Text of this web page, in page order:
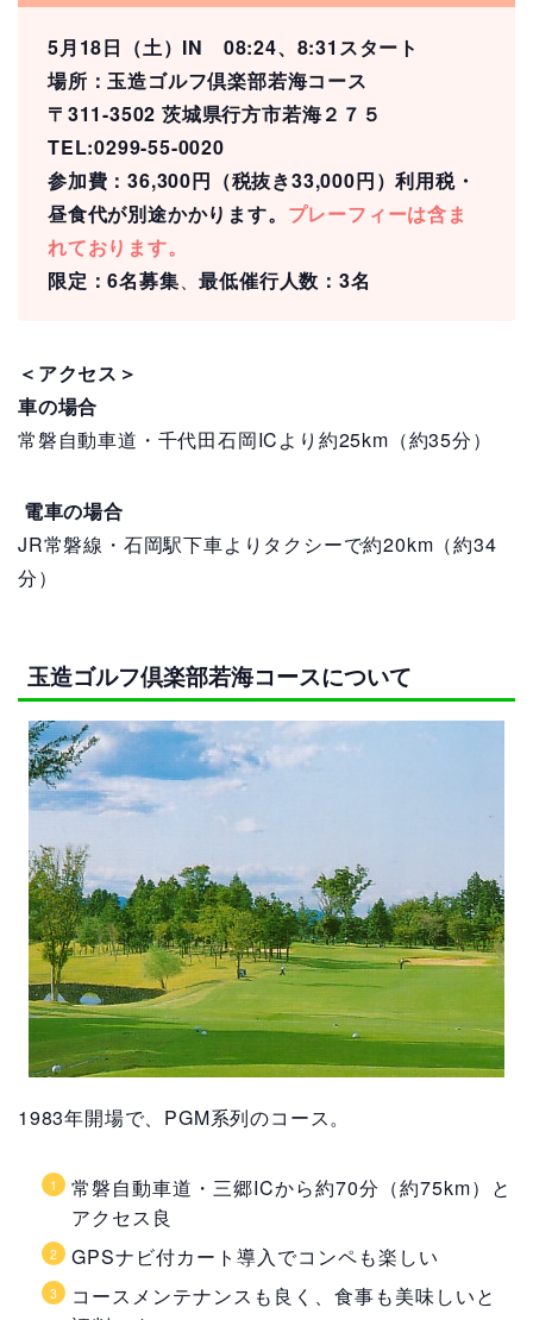
5月18日（土）IN 08:24、8:31スタート
場所：玉造ゴルフ倶楽部若海コース
〒311-3502 茨城県行方市若海２７５
TEL:0299-55-0020
参加費：36,300円（税抜き33,000円）利用税・
昼食代が別途かかります。 プレーフィーは含ま
れております。
限定：6名募集、最低催行人数：3名
＜アクセス＞
車の場合
常磐自動車道・千代田石岡ICより約25km（約35分）
電車の場合
JR常磐線・石岡駅下車よりタクシーで約20km（約34
分）
玉造ゴルフ倶楽部若海コースについて
1983年開場で、PGM系列のコース。
常磐自動車道・三郷ICから約70分（約75km）と
アクセス良
GPSナビ付カート導入でコンペも楽しい
コースメンテナンスも良く、食事も美味しいと